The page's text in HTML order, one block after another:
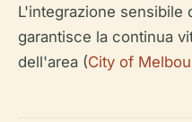
L'integrazione
garantisce la continua
dell'area (City of